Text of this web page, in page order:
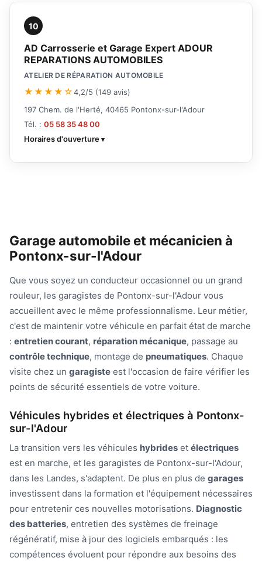
10
AD Carrosserie et Garage Expert ADOUR
REPARATIONS AUTOMOBILES
ATELIER DE RÉPARATION AUTOMOBILE
★★★★☆4,2/5 (149 avis)
197 Chem. de l'Herté, 40465 Pontonx-sur-l'Adour
Tél. : 05 58 35 48 00
Horaires d'ouverture
Garage automobile et mécanicien à
Pontonx-sur-l'Adour
Que vous soyez un conducteur occasionnel ou un grand
rouleur, les garagistes de Pontonx-sur-l'Adour vous
accueillent avec le même professionnalisme. Leur métier,
c'est de maintenir votre véhicule en parfait état de marche
: entretien courant, réparation mécanique, passage au
contrôle technique, montage de pneumatiques. Chaque
visite chez un garagiste est l'occasion de faire vérifier les
points de sécurité essentiels de votre voiture.
Véhicules hybrides et électriques à Pontonx-
sur-l'Adour
La transition vers les véhicules hybrides et électriques
est en marche, et les garagistes de Pontonx-sur-l'Adour,
dans les Landes, s'adaptent. De plus en plus de garages
investissent dans la formation et l'équipement nécessaires
pour entretenir ces nouvelles motorisations. Diagnostic
des batteries, entretien des systèmes de freinage
régénératif, mise à jour des logiciels embarqués : les
compétences évoluent pour répondre aux besoins des